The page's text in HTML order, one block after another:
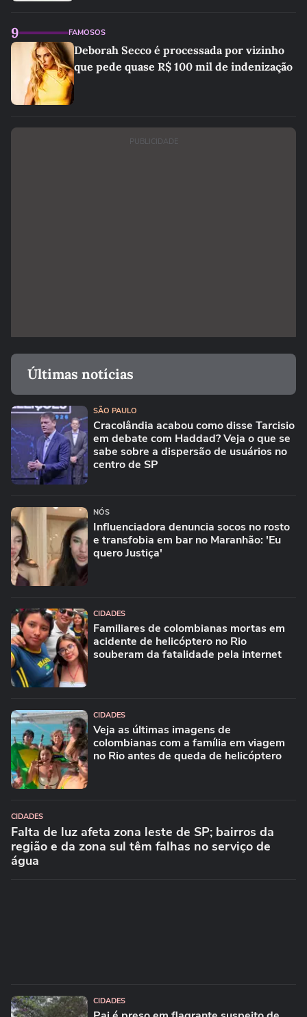
9 FAMOSOS
Deborah Secco é processada por vizinho
que pede quase R$ 100 mil de indenização
PUBLICIDADE
Últimas notícias
SÃO PAULO
Cracolândia acabou como disse Tarcisio
em debate com Haddad? Veja o que se
sabe sobre a dispersão de usuários no
centro de SP
NÓS
Influenciadora denuncia socos no rosto
e transfobia em bar no Maranhão: 'Eu
quero Justiça'
CIDADES
Familiares de colombianas mortas em
acidente de helicóptero no Rio
souberam da fatalidade pela internet
CIDADES
Veja as últimas imagens de
colombianas com a família em viagem
no Rio antes de queda de helicóptero
CIDADES
Falta de luz afeta zona leste de SP; bairros da
região e da zona sul têm falhas no serviço de
água
CIDADES